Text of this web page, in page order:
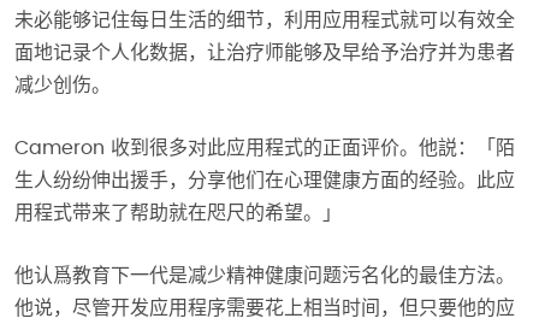
未必能够记住每日生活的细节，利用应用程式就可以有效全
面地记录个人化数据，让治疗师能够及早给予治疗并为患者
减少创伤。
Cameron 收到很多对此应用程式的正面评价。他説：「陌
生人纷纷伸出援手，分享他们在心理健康方面的经验。此应
用程式带来了帮助就在咫尺的希望。」
他认爲教育下一代是减少精神健康问题污名化的最佳方法。
他说，尽管开发应用程序需要花上相当时间，但只要他的应